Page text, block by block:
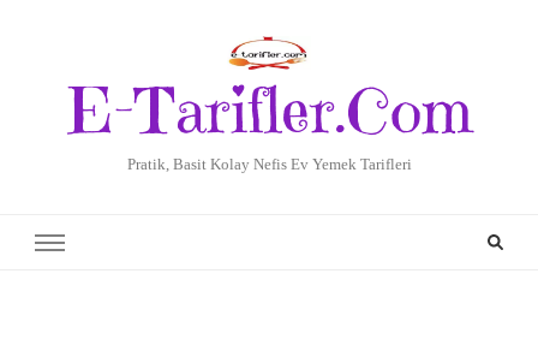
E-Tarifler.Com
Pratik, Basit Kolay Nefis Ev Yemek Tarifleri